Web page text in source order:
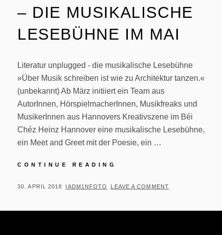
– DIE MUSIKALISCHE
LESEBÜHNE IM MAI
Literatur unplugged - die musikalische Lesebühne
»Über Musik schreiben ist wie zu Architektur tanzen.«
(unbekannt) Ab März initiiert ein Team aus
AutorInnen, HörspielmacherInnen, Musikfreaks und
MusikerInnen aus Hannovers Kreativszene im Béi
Chéz Heinz Hannover eine musikalische Lesebühne,
ein Meet and Greet mit der Poesie, ein …
CONTINUE READING
TÖNE,
POSTED
30. APRIL 2018 BY
IADM1NFOTO LEAVE A COMMENT